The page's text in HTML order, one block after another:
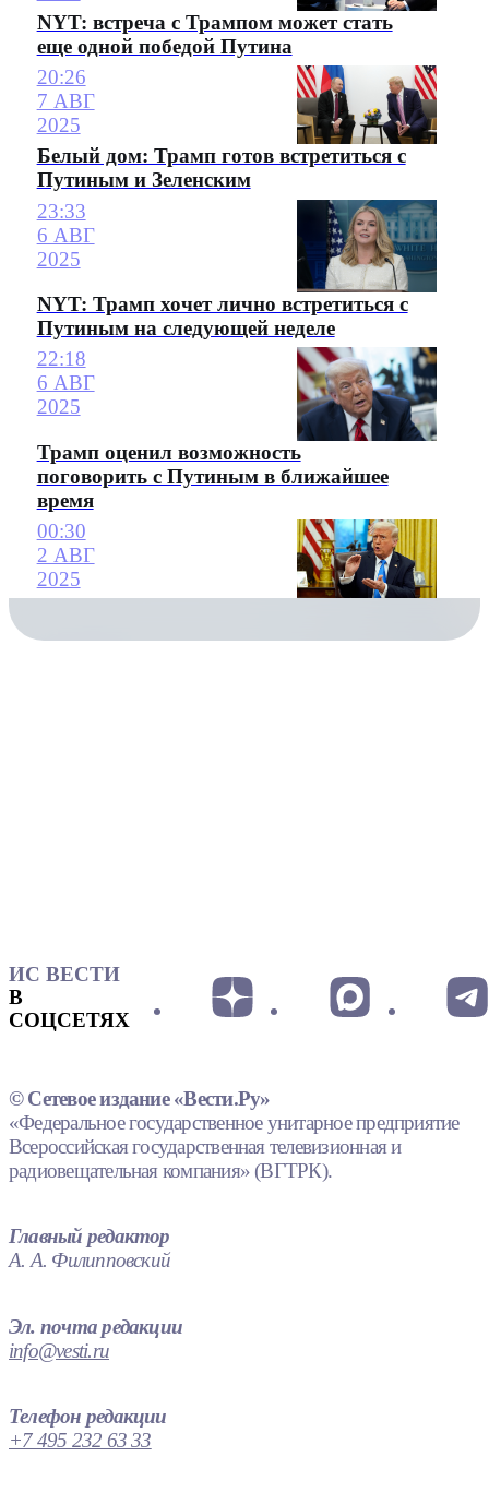
NYT: встреча с Трампом может стать
еще одной победой Путина
20:26
7 АВГ
2025
Белый дом: Трамп готов встретиться с
Путиным и Зеленским
23:33
6 АВГ
2025
NYT: Трамп хочет лично встретиться с
Путиным на следующей неделе
22:18
6 АВГ
2025
Трамп оценил возможность
поговорить с Путиным в ближайшее
время
00:30
2 АВГ
2025
ИС ВЕСТИ
В
СОЦСЕТЯХ
© Сетевое издание «Вести.Ру»
«Федеральное государственное унитарное предприятие
Всероссийская государственная телевизионная и
радиовещательная компания» (ВГТРК).
Главный редактор
А. А. Филипповский
Эл. почта редакции
info@vesti.ru
Телефон редакции
+7 495 232 63 33